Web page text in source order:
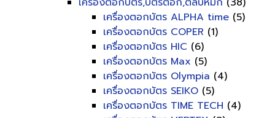
เครื่องตอกบัตร ALPHA time (5)
เครื่องตอกบัตร COPER (1)
เครื่องตอกบัตร HIC (6)
เครื่องตอกบัตร Max (5)
เครื่องตอกบัตร Olympia (4)
เครื่องตอกบัตร SEIKO (5)
เครื่องตอกบัตร TIME TECH (4)